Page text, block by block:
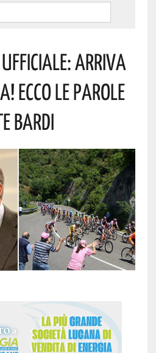
Arriva
Ecco Le Parole
Bardi